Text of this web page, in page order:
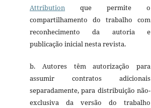
Attribution que permite o
compartilhamento do trabalho com
reconhecimento da autoria e
publicação inicial nesta revista.
b. Autores têm autorização para
assumir contratos adicionais
separadamente, para distribuição não-
exclusiva da versão do trabalho